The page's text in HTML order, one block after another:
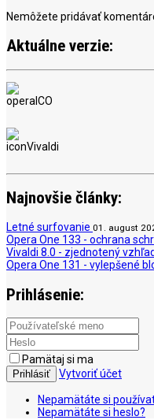
Nemôžete pridávať
Aktuálne verzie:
Najnovšie články:
Letné surfovanie 01. august
Opera One 133 - ochrana
Vivaldi 8.0 - zjednotený vzhľad
Opera One 131 - vylepšené
Prihlásenie:
Pamätaj si ma
Prihlásiť Vytvoriť účet
Nepamätáte si
Nepamätáte si heslo?